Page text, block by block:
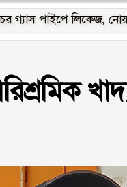
পাইপে লিকেজ, নোয়াখালী-